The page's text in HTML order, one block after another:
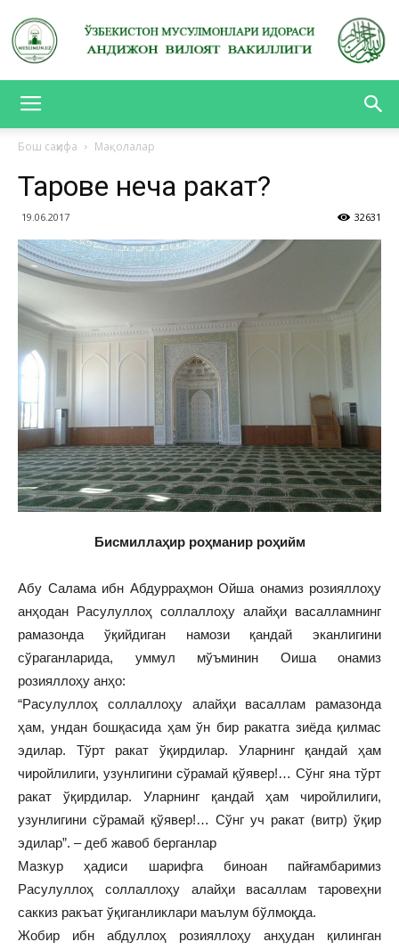
ВИЛОЯТ
ВАКИЛЛИГИ
Бош саҳифа Мақолалар
Таровеҳ неча ракат?
19.06.2017 32631
Бисмиллаҳир роҳманир роҳийм
Абу Салама ибн Абдурраҳмон Ойша онамиз розияллоҳу
анҳодан Расулуллоҳ соллаллоҳу алайҳи васалламнинг
рамазонда ўқийдиган намози қандай эканлигини
сўраганларида, уммул мўъминин Оиша онамиз
розияллоҳу анҳо:
“Расулуллоҳ соллаллоҳу алайҳи васаллам рамазонда
ҳам, ундан бошқасида ҳам ўн бир ракатга зиёда қилмас
эдилар. Тўрт ракат ўқирдилар. Уларнинг қандай ҳам
чиройлилиги, узунлигини сўрамай қўявер!… Сўнг яна тўрт
ракат ўқирдилар. Уларнинг қандай ҳам чиройлилиги,
узунлигини сўрамай қўявер!… Сўнг уч ракат (витр) ўқир
эдилар”. – деб жавоб берганлар
Мазкур ҳадиси шарифга биноан пайғамбаримиз
Расулуллоҳ соллаллоҳу алайҳи васаллам таровеҳни
саккиз ракъат ўқиганликлари маълум бўлмоқда.
Жобир ибн абдуллоҳ розияллоҳу анҳудан қилинган